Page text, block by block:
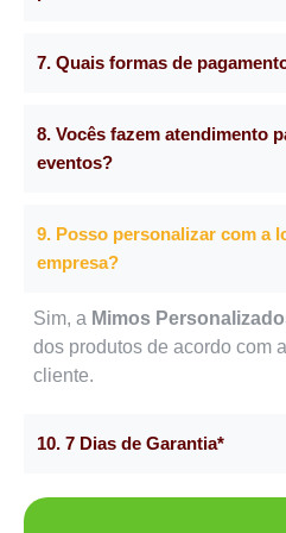
7. Quais formas de
8. Vocês fazem atendimento
eventos?
9. Posso personalizar com a
empresa?
Sim, a Mimos
dos produtos de acordo com
cliente.
10. 7 Dias de Garantia*